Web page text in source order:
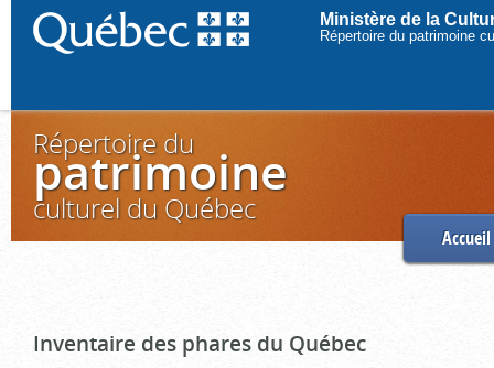
Ministère de la
Répertoire du patrimoine
Répertoire du
patrimoine
culturel du Québec
Accueil
Inventaire des phares du Québec